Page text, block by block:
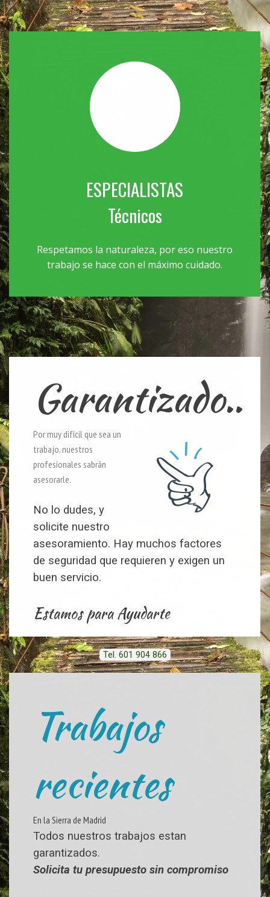
ESPECIALISTAS
Técnicos
Respetamos la naturaleza, por eso nuestro
trabajo se hace con el máximo cuidado.
Garantizado..
Por muy difícil que sea un
trabajo, nuestros
profesionales sabrán
asesorarle.
No lo dudes, y
solicite nuestro
asesoramiento. Hay muchos factores
de seguridad que requieren y exigen un
buen servicio.
Estamos para Ayudarte
Tel. 601 904 866
Trabajos
recientes
En la Sierra de Madrid
Todos nuestros trabajos estan
garantizados.
Solicita tu presupuesto sin compromiso